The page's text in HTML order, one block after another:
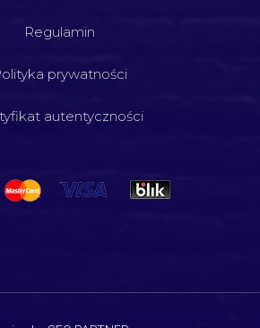
Regulamin
prywatności
autentyczności